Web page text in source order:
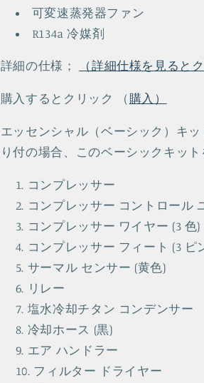
可変速蒸発器ファン
R134a 冷媒剤
詳細の仕様； （詳細仕様を見ると
購入するとクリック （ 購入）
エッセンシャル（ベーシック）キ
り付の場合、このベーシックキット
コンプレッサー
コンプレッサー コントロール
コンプレッサー ワイヤー (3 色)
コンプレッサー フィート (3 ピ
サーマル センサー (黄色)
リレー
塩水冷却チタン コンデンサー
冷却ホース (黒)
エア ハンドラー
フィルター ドライヤー